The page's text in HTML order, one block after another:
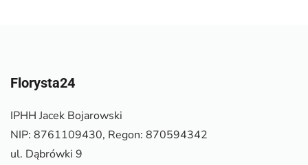
Florysta24
IPHH Jacek Bojarowski
NIP: 8761109430, Regon: 870594342
ul. Dąbrówki 9